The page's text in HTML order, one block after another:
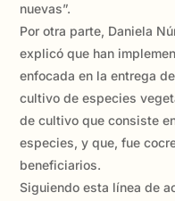
nuevas”.
Por otra parte, Daniela
explicó que han
enfocada en la entrega
cultivo de especies
de cultivo que consiste
especies, y que, fue
beneficiarios.
Siguiendo esta línea de